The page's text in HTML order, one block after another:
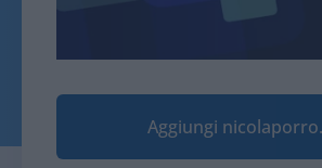
Aggiungi